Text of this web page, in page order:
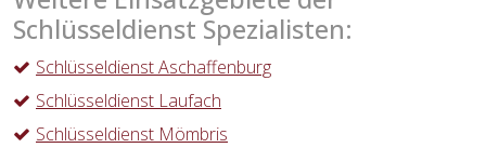
Schlüsseldienst Spezialisten:
Schlüsseldienst Aschaffenburg
Schlüsseldienst Laufach
Schlüsseldienst Mömbris